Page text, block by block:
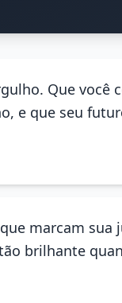
Que
e que seu
marcam
brilhante